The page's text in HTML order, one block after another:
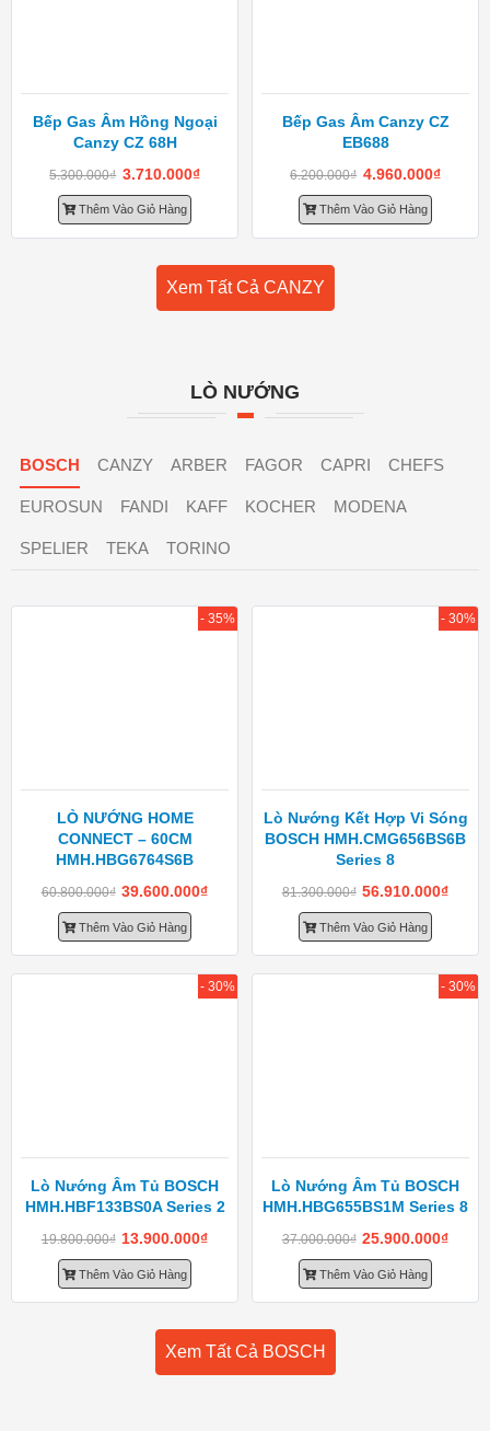
Bếp Gas Âm Hồng Ngoại
Canzy CZ 68H
5.300.000₫ 3.710.000₫
Thêm Vào Giỏ Hàng
Bếp Gas Âm Canzy CZ
EB688
6.200.000₫ 4.960.000₫
Thêm Vào Giỏ Hàng
Xem Tất Cả CANZY
LÒ NƯỚNG
BOSCH CANZY ARBER FAGOR CAPRI CHEFS
EUROSUN FANDI KAFF KOCHER MODENA
SPELIER TEKA TORINO
LÒ NƯỚNG HOME
CONNECT – 60CM
HMH.HBG6764S6B
60.800.000₫ 39.600.000₫
Thêm Vào Giỏ Hàng
- 35%
Lò Nướng Kết Hợp Vi Sóng
BOSCH HMH.CMG656BS6B
Series 8
81.300.000₫ 56.910.000₫
Thêm Vào Giỏ Hàng
- 30%
Lò Nướng Âm Tủ BOSCH
HMH.HBF133BS0A Series 2
19.800.000₫ 13.900.000₫
Thêm Vào Giỏ Hàng
- 30%
Lò Nướng Âm Tủ BOSCH
HMH.HBG655BS1M Series 8
37.000.000₫ 25.900.000₫
Thêm Vào Giỏ Hàng
- 30%
Xem Tất Cả BOSCH